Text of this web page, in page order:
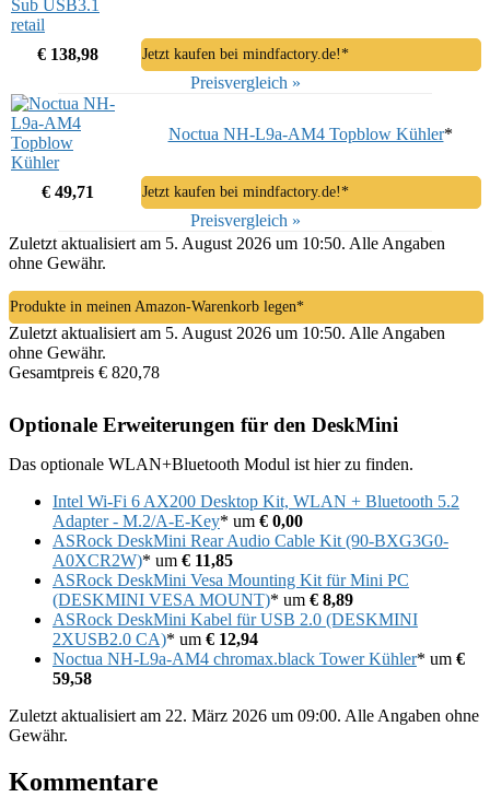
€ 138,98 Jetzt kaufen bei mindfactory.de!*
Preisvergleich »
Noctua NH-L9a-AM4 Topblow Kühler*
€ 49,71 Jetzt kaufen bei mindfactory.de!*
Preisvergleich »
Zuletzt aktualisiert am 5. August 2026 um 10:50. Alle Angaben
ohne Gewähr.
Produkte in meinen Amazon-Warenkorb legen*
Zuletzt aktualisiert am 5. August 2026 um 10:50. Alle Angaben
ohne Gewähr.
Gesamtpreis € 820,78
Optionale Erweiterungen für den DeskMini
Das optionale WLAN+Bluetooth Modul ist hier zu finden.
Intel Wi-Fi 6 AX200 Desktop Kit, WLAN + Bluetooth 5.2
Adapter - M.2/A-E-Key* um € 0,00
ASRock DeskMini Rear Audio Cable Kit (90-BXG3G0-
A0XCR2W)* um € 11,85
ASRock DeskMini Vesa Mounting Kit für Mini PC
(DESKMINI VESA MOUNT)* um € 8,89
ASRock DeskMini Kabel für USB 2.0 (DESKMINI
2XUSB2.0 CA)* um € 12,94
Noctua NH-L9a-AM4 chromax.black Tower Kühler* um €
59,58
Zuletzt aktualisiert am 22. März 2026 um 09:00. Alle Angaben ohne
Gewähr.
Kommentare